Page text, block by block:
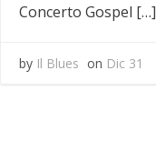
Concerto Gospel […]
by Il Blues on Dic 31